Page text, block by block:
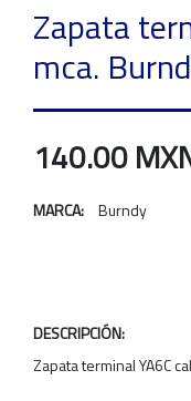
Zapata
mca.
140.00
MARCA: Burndy
DESCRIPCIÓN:
Zapata terminal YA6C